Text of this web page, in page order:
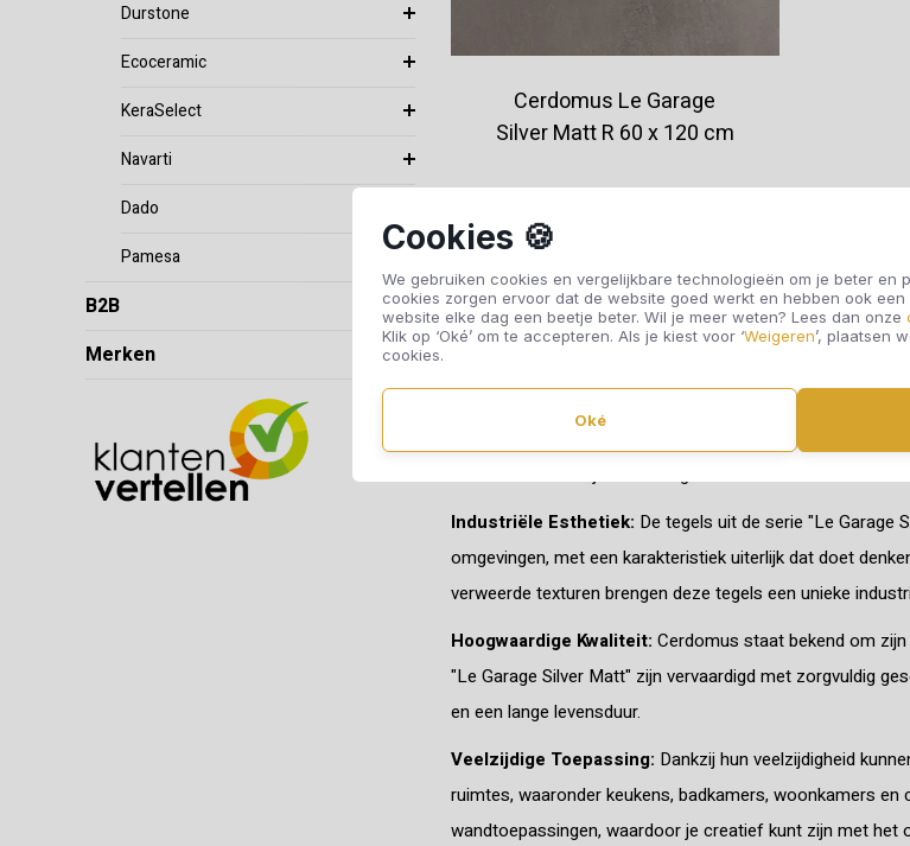
Cookies 🍪
We gebruiken cookies en vergelijkbare technologieën om je beter en
cookies zorgen ervoor dat de website goed werkt en hebben ook
website elke dag een beetje beter. Wil je meer weten? Lees dan onze
Klik op ‘Oké’ om te accepteren. Als je kiest voor ‘Weigeren’, plaatsen
cookies.
Oké
Durstone
Ecoceramic
KeraSelect
Navarti
Dado
Pamesa
B2B
Merken
Cerdomus Le Garage
Silver Matt R 60 x 120 cm
Offerte aanvragen
Stap binnen in de wereld van tijdloze elegantie en
Cerdomus Tegelvloeren, nu verkrijgbaar bij Cibo
Industriële Esthetiek: De tegels uit de serie "Le Garage
omgevingen, met een karakteristiek uiterlijk dat doet
verweerde texturen brengen deze tegels een unieke
Hoogwaardige Kwaliteit: Cerdomus staat bekend om
"Le Garage Silver Matt" zijn vervaardigd met zorgvuldig
en een lange levensduur.
Veelzijdige Toepassing: Dankzij hun veelzijdigheid
ruimtes, waaronder keukens, badkamers, woonkamers
wandtoepassingen, waardoor je creatief kunt zijn met het